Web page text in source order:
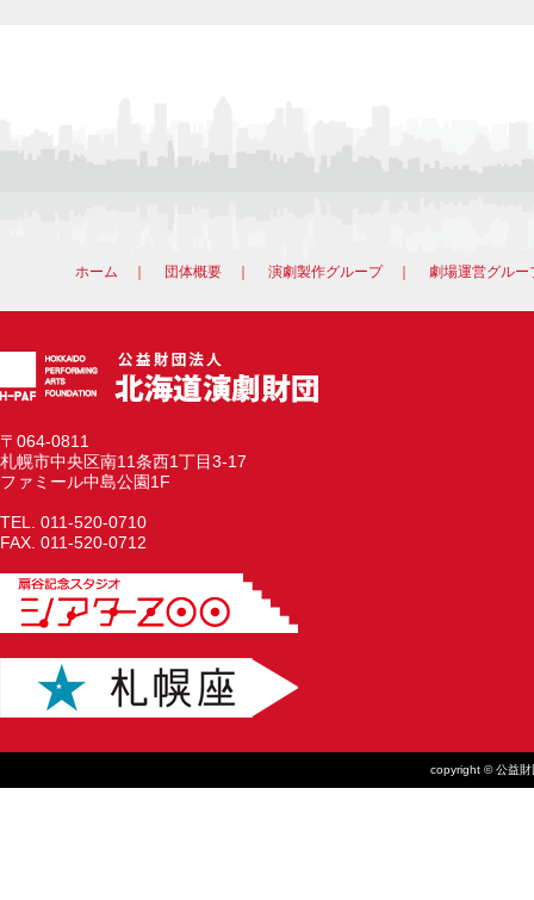
ホーム 団体概要 ｜演劇製作グループ｜劇場運営グルー
〒064-0811
札幌市中央区南11条西1丁目3-17
ファミール中島公園1F
TEL. 011-520-0710
FAX. 011-520-0712
copyright © 公益